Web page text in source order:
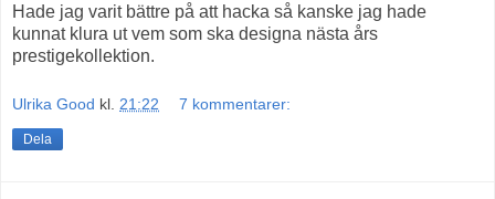
Hade jag varit bättre på att hacka så kanske jag hade
kunnat klura ut vem som ska designa nästa års
prestigekollektion.
Ulrika Good kl. 21:22 7 kommentarer:
Dela